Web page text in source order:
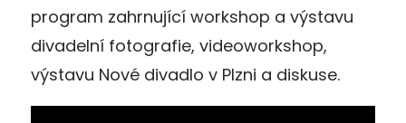
program zahrnující workshop a výstavu
divadelní fotografie, videoworkshop,
výstavu Nové divadlo v Plzni a diskuse.